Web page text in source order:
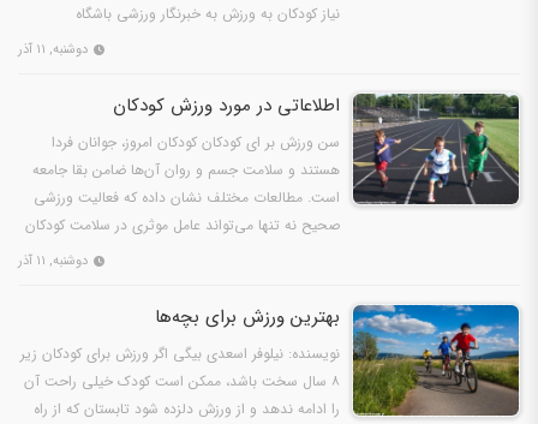
نیاز کودکان به ورزش به خبرنگار ورزشی باشگاه
دوشنبه, ۱۱ آذر
اطلاعاتی در مورد ورزش کودکان
سن ورزش بر ای کودکان کودکان امروز، جوانان فردا
هستند و سلامت جسم و روان آن‌ها ضامن بقا جامعه
است. مطالعات مختلف نشان داده که فعالیت ورزشی
صحیح نه تنها می‌تواند عامل موثری در سلامت کودکان
دوشنبه, ۱۱ آذر
بهترین ورزش برای بچه‌ها
نویسنده: نیلوفر اسعدی بیگی اگر ورزش برای کودکان زیر
۸ سال سخت باشد، ممکن است کودک خیلی راحت آن
را ادامه ندهد و از ورزش دلزده شود تابستان که از راه